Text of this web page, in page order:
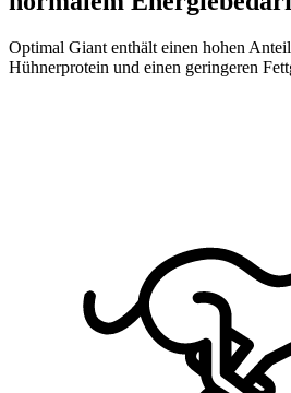
Optimal Giant enthält einen hohen
Hühnerprotein und einen geringeren